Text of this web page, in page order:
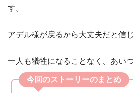
す。
アデル様が戻るから大丈夫だと信じ
一人も犠牲になることなく、あい
今回のストーリーのまとめ